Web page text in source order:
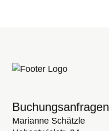
Buchungsanfragen
Marianne Schätzle